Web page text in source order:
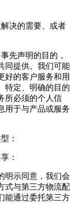
决的需要、或者
先声明的目的，
同提供。我们可能
好的客户服务和用
特定、明确的目的
所必须的个人信
用于与产品或服务
：
：
明示同意，我们会
式与第三方物流配
能通过委托第三方